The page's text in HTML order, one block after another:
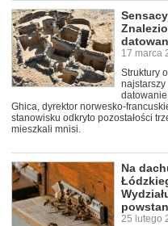
17 marca
Struktury
najstarszy
Ghica, dyrektor norwesko-
stanowisku odkryto pozostałości
mieszkali mnisi.
Na
25 lutego